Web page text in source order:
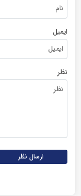
ایمیل
نظر
ارسال نظر